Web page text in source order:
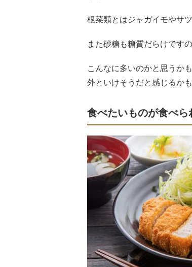
根菜類とはジャガイモやサ
また砂糖も糖質だらけです
こんなに多いのかと思うか
外といけそうだと感じるかも
食べたいものが食べ